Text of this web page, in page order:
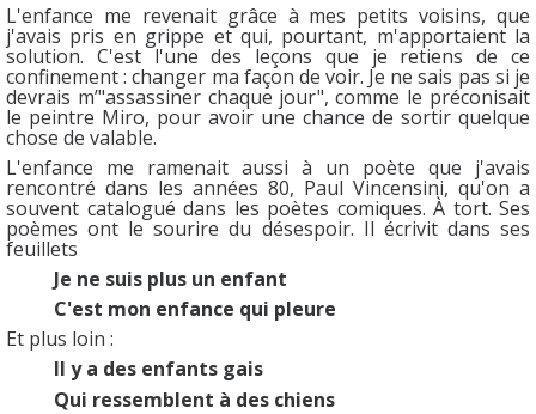
L'enfance me revenait grâce à mes petits voisins, que
j'avais pris en grippe et qui, pourtant, m'apportaient la
solution. C'est l'une des leçons que je retiens de ce
confinement : changer ma façon de voir. Je ne sais pas si je
devrais m’"assassiner chaque jour", comme le préconisait
le peintre Miro, pour avoir une chance de sortir quelque
chose de valable.
L'enfance me ramenait aussi à un poète que j'avais
rencontré dans les années 80, Paul Vincensini, qu'on a
souvent catalogué dans les poètes comiques. À tort. Ses
poèmes ont le sourire du désespoir. Il écrivit dans ses
feuillets
Je ne suis plus un enfant
C'est mon enfance qui pleure
Et plus loin :
Il y a des enfants gais
Qui ressemblent à des chiens